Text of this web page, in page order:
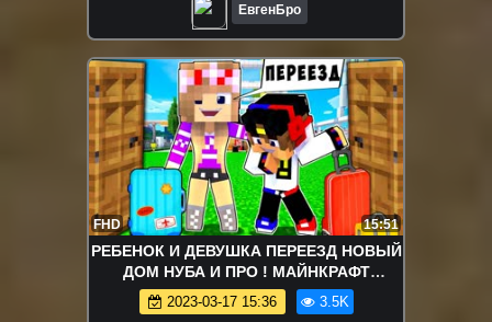
ЕвгенБро
FHD 15:51
РЕБЕНОК И ДЕВУШКА ПЕРЕЕЗД НОВЫЙ
ДОМ НУБА И ПРО ! МАЙНКРАФТ
ВЫЖИВАНИЕ БОМЖА ВИДЕО
ТРОЛЛИНГ MINECRAFT
2023-03-17 15:36 3.5K